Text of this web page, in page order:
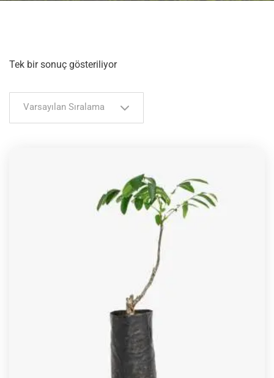
Tek bir sonuç gösteriliyor
Varsayılan Sıralama